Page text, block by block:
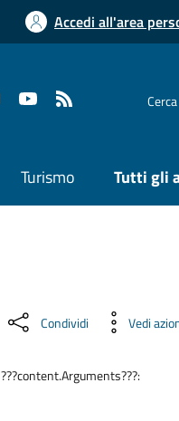
Accedi all'area
Cerca
Turismo Tutti gli
Condividi Vedi
???content.Arguments???: